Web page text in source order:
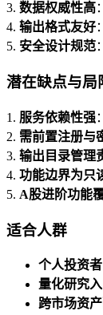
3. 数据权威性高
4. 输出格式友好
5. 安全设计规范
潜在缺点与局
1. 服务依赖性强
2. 需前置注册与
3. 输出目录管理
4. 功能边界为只
5. A股进阶功能
适合人群
个人投资者
量化研究
跨市场资